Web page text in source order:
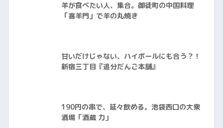
羊が食べたい人、集合。御徒町の中国料理
「喜羊門」で羊の丸焼き
甘いだけじゃない、ハイボールにも合う？！
新宿三丁目『追分だんご本舗』
190円の串で、延々飲める。池袋西口の大衆
酒場「酒蔵 力」